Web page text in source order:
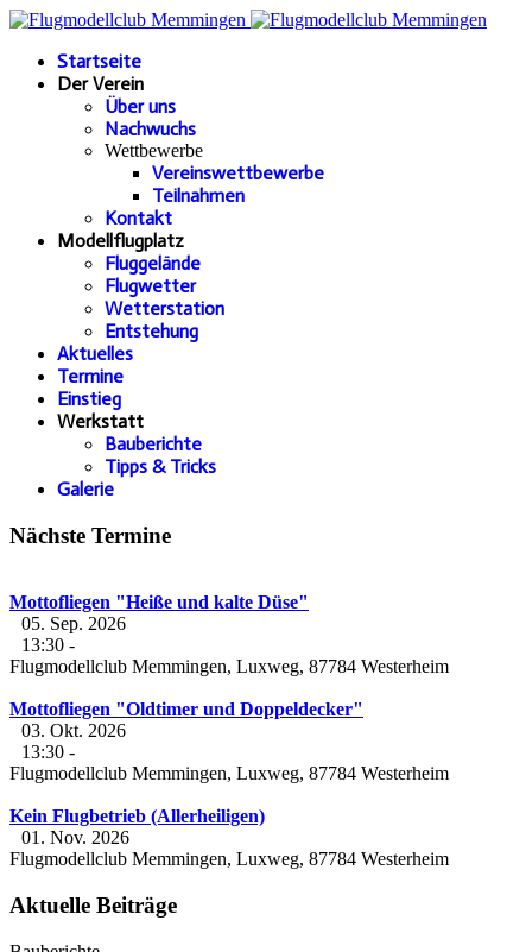
Startseite
Der Verein
Über uns
Nachwuchs
Wettbewerbe
Vereinswettbewerbe
Teilnahmen
Kontakt
Modellflugplatz
Fluggelände
Flugwetter
Wetterstation
Entstehung
Aktuelles
Termine
Einstieg
Werkstatt
Bauberichte
Tipps & Tricks
Galerie
Nächste Termine
Mottofliegen "Heiße und kalte Düse"
05. Sep. 2026
13:30 -
Flugmodellclub Memmingen, Luxweg, 87784 Westerheim
Mottofliegen "Oldtimer und Doppeldecker"
03. Okt. 2026
13:30 -
Flugmodellclub Memmingen, Luxweg, 87784 Westerheim
Kein Flugbetrieb (Allerheiligen)
01. Nov. 2026
Flugmodellclub Memmingen, Luxweg, 87784 Westerheim
Aktuelle Beiträge